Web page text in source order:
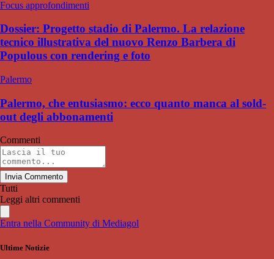
Focus approfondimenti
Dossier: Progetto stadio di Palermo. La relazione
tecnico illustrativa del nuovo Renzo Barbera di
Populous con rendering e foto
Palermo
Palermo, che entusiasmo: ecco quanto manca al sold-
out degli abbonamenti
Commenti
Invia Commento
Tutti
Leggi altri commenti
Entra nella Community di Mediagol
Ultime Notizie